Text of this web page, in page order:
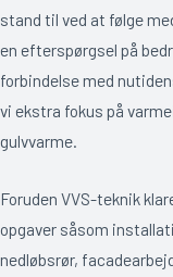
stand til ved at følge
en efterspørgsel på
forbindelse med
vi ekstra fokus på
gulvvarme.
Foruden VVS-teknik
opgaver såsom
nedløbsrør,